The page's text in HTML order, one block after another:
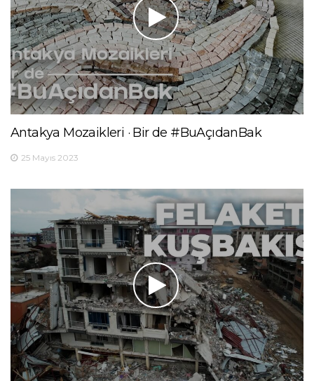
Antakya Mozaikleri · Bir de #BuAçıdanBak
25 Mayıs 2023